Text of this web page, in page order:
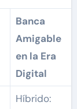
Banca
Amigable
en la Era
Digital
Híbrido: